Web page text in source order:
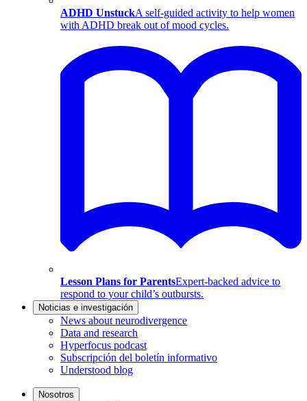
ADHD UnstuckA self-guided activity to help women
with ADHD break out of mood cycles.
Lesson Plans for ParentsExpert-backed advice to
respond to your child’s outbursts.
Noticias e investigación
News about neurodivergence
Data and research
Hyperfocus podcast
Subscripción del boletín informativo
Understood blog
Nosotros